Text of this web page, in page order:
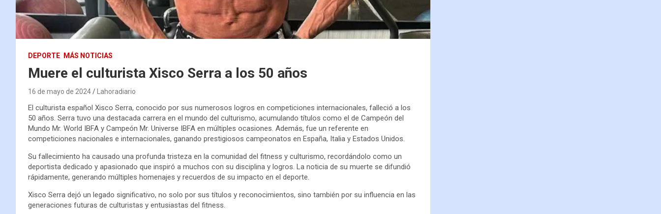
DEPORTE MÁS NOTICIAS
Muere el culturista Xisco Serra a los 50 años
16 de mayo de 2024 Lahoradiario
El culturista español Xisco Serra, conocido por sus numerosos logros en competiciones internacionales, falleció a los
50 años. Serra tuvo una destacada carrera en el mundo del culturismo, acumulando títulos como el de Campeón del
Mundo Mr. World IBFA y Campeón Mr. Universe IBFA en múltiples ocasiones. Además, fue un referente en
competiciones nacionales e internacionales, ganando prestigiosos campeonatos en España, Italia y Estados Unidos.
Su fallecimiento ha causado una profunda tristeza en la comunidad del fitness y culturismo, recordándolo como un
deportista dedicado y apasionado que inspiró a muchos con su disciplina y logros. La noticia de su muerte se difundió
rápidamente, generando múltiples homenajes y recuerdos de su impacto en el deporte.
Xisco Serra dejó un legado significativo, no solo por sus títulos y reconocimientos, sino también por su influencia en las
generaciones futuras de culturistas y entusiastas del fitness.